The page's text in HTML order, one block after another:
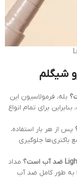
شیگلم
بله، فرمولاسیون این
برای تمام انواع
پس از هر بار استفاده،
باکتری‌ها جلوگیری
مداد
به طور کامل ضد آب